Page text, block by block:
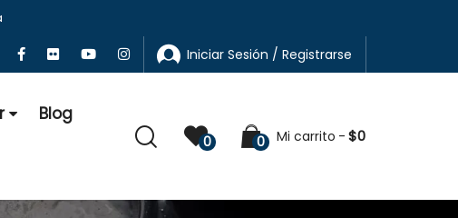
Iniciar Sesión / Registrarse
Blog
0 0 Mi carrito $0